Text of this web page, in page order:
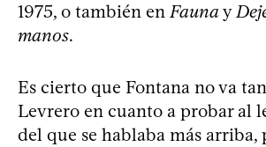
1975, o también enFaunay
manos.
Es cierto que Fontana no va
Levrero en cuanto a probar al
del que se hablaba más arriba,